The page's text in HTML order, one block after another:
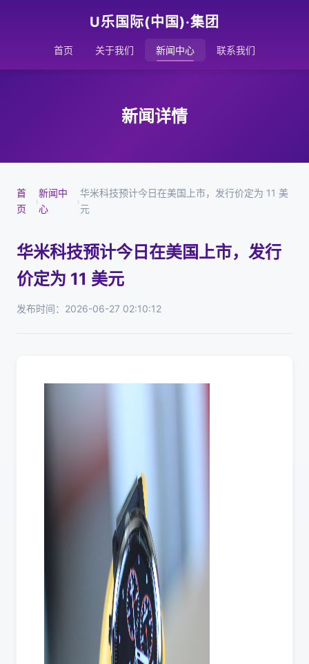
U乐国际(中国)·集团
首页 关于我们 新闻中心 联系我们
新闻详情
首
页
›
新闻中
心
›
华米科技预计今日在美国上市，发行价定为 11 美
元
华米科技预计今日在美国上市，发行
价定为 11 美元
发布时间：2026-06-27 02:10:12